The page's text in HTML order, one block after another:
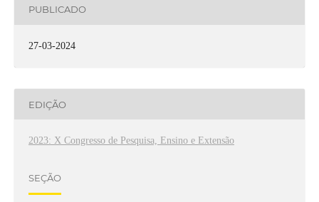
PUBLICADO
27-03-2024
EDIÇÃO
2023: X Congresso de Pesquisa, Ensino e Extensão
SEÇÃO